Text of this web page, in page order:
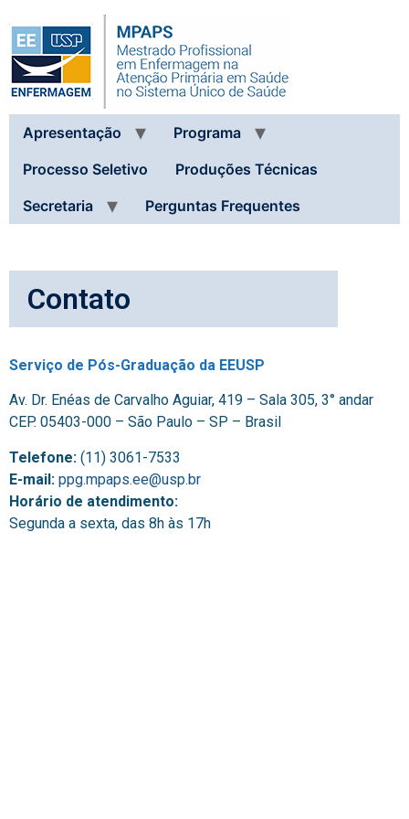
Apresentação
Programa
Processo Seletivo
Produções Técnicas
Secretaria
Perguntas Frequentes
Contato
Serviço de Pós-Graduação da EEUSP
Av. Dr. Enéas de Carvalho Aguiar, 419 – Sala 305, 3° andar
CEP. 05403-000 – São Paulo – SP – Brasil
Telefone: (11) 3061-7533
E-mail: ppg.mpaps.ee@usp.br
Horário de atendimento:
Segunda a sexta, das 8h às 17h